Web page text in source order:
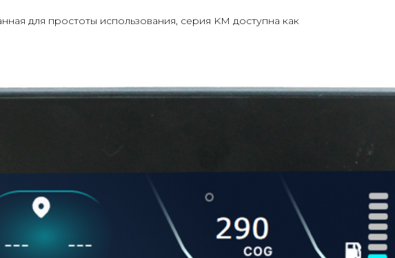
для простоты использования, серия KM доступна как